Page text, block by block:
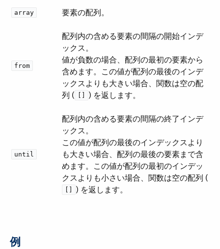
array 要素の配列。
from
配列内の含める要素の間隔の開始インデ
ックス。
値が負数の場合、配列の最初の要素から
含めます。この値が配列の最後のインデ
ックスよりも大きい場合、関数は空の配
列 (​
​) を返します。
until
配列内の含める要素の間隔の終了インデ
ックス。
この値が配列の最後のインデックスより
も大きい場合、配列の最後の要素まで含
めます。この値が配列の最初のインデッ
クスよりも小さい場合、関数は空の配列 (​
​) を返します。
例